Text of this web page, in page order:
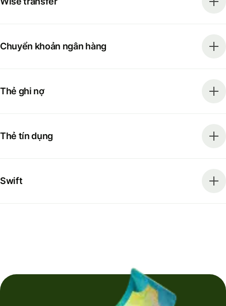
Chuyển khoản ngân hàng
Thẻ ghi nợ
Thẻ tín dụng
Swift